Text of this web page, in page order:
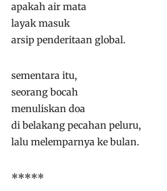
apakah air mata
layak masuk
arsip penderitaan global.
sementara itu,
seorang bocah
menuliskan doa
di belakang pecahan peluru,
lalu melemparnya ke bulan.
*****